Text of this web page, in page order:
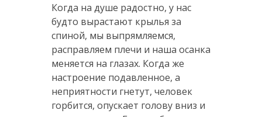
Когда на душе радостно, у нас
будто вырастают крылья за
спиной, мы выпрямляемся,
расправляем плечи и наша осанка
меняется на глазах. Когда же
настроение подавленное, а
неприятности гнетут, человек
горбится, опускает голову вниз и